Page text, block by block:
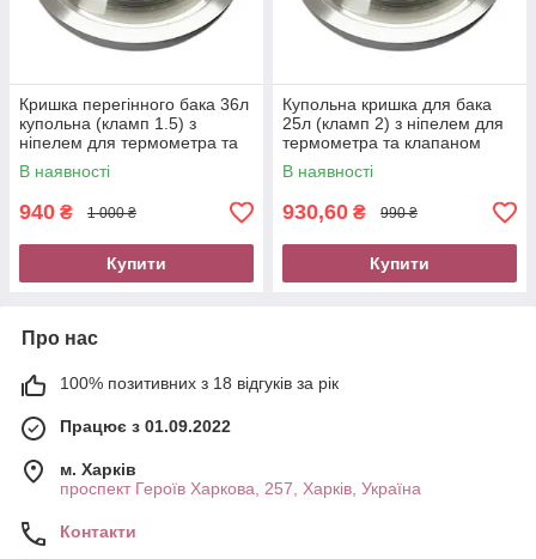
Кришка перегінного бака 36л
купольна (кламп 1.5) з
ніпелем для термометра та
клапаном надлишкового
тиску
В наявності
940 ₴ 1 000 ₴
Купити
Купольна кришка для бака
25л (кламп 2) з ніпелем для
термометра та клапаном
надлишкового тиску
В наявності
930,60 ₴ 990 ₴
Купити
Про нас
100% позитивних з 18 відгуків за рік
Працює з 01.09.2022
м. Харків
проспект Героїв Харкова, 257, Харків, Україна
Контакти